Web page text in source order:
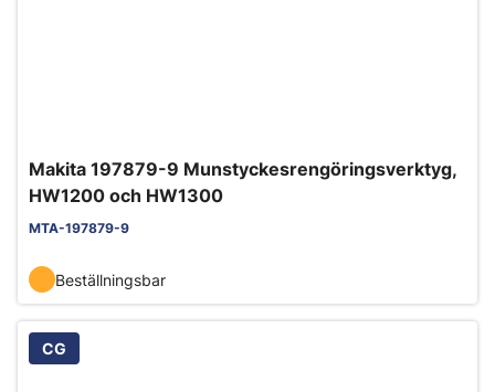
Makita 197879-9 Munstyckesrengöringsverktyg,
HW1200 och HW1300
MTA-197879-9
Beställningsbar
CG